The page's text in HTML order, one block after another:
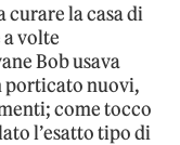
curare la casa di
volte
Bob usava
porticato nuovi,
come tocco
l’esatto tipo di